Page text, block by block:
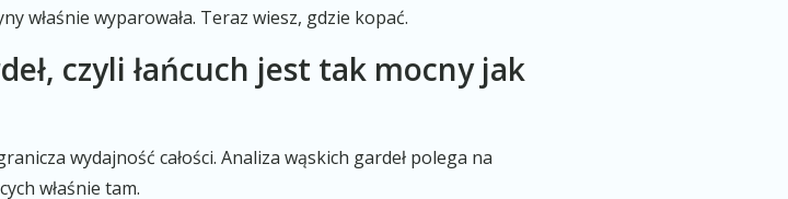
właśnie wyparowała. Teraz wiesz, gdzie kopać.
czyli łańcuch jest tak mocny jak
wydajność całości. Analiza wąskich gardeł polega na
właśnie tam.